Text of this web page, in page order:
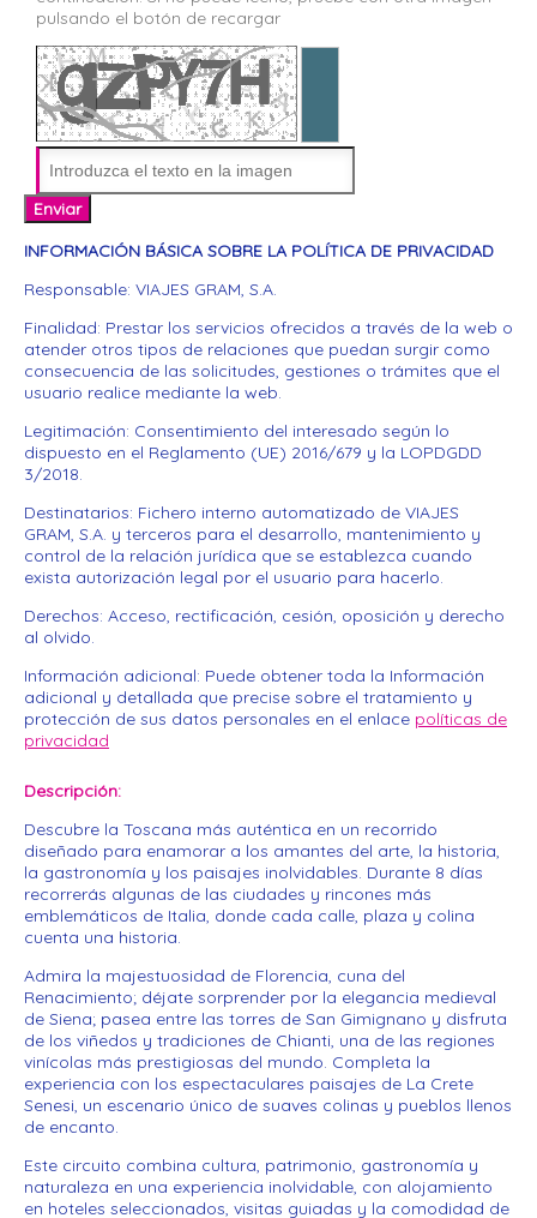
pulsando el botón de recargar
Enviar
INFORMACIÓN BÁSICA SOBRE LA POLÍTICA DE PRIVACIDAD
Responsable: VIAJES GRAM, S.A.
Finalidad: Prestar los servicios ofrecidos a través de la web o
atender otros tipos de relaciones que puedan surgir como
consecuencia de las solicitudes, gestiones o trámites que el
usuario realice mediante la web.
Legitimación: Consentimiento del interesado según lo
dispuesto en el Reglamento (UE) 2016/679 y la LOPDGDD
3/2018.
Destinatarios: Fichero interno automatizado de VIAJES
GRAM, S.A. y terceros para el desarrollo, mantenimiento y
control de la relación jurídica que se establezca cuando
exista autorización legal por el usuario para hacerlo.
Derechos: Acceso, rectificación, cesión, oposición y derecho
al olvido.
Información adicional: Puede obtener toda la Información
adicional y detallada que precise sobre el tratamiento y
protección de sus datos personales en el enlace políticas de
privacidad
Descripción
Descubre la Toscana más auténtica en un recorrido
diseñado para enamorar a los amantes del arte, la historia,
la gastronomía y los paisajes inolvidables. Durante 8 días
recorrerás algunas de las ciudades y rincones más
emblemáticos de Italia, donde cada calle, plaza y colina
cuenta una historia.
Admira la majestuosidad de Florencia, cuna del
Renacimiento; déjate sorprender por la elegancia medieval
de Siena; pasea entre las torres de San Gimignano y disfruta
de los viñedos y tradiciones de Chianti, una de las regiones
vinícolas más prestigiosas del mundo. Completa la
experiencia con los espectaculares paisajes de La Crete
Senesi, un escenario único de suaves colinas y pueblos llenos
de encanto.
Este circuito combina cultura, patrimonio, gastronomía y
naturaleza en una experiencia inolvidable, con alojamiento
en hoteles seleccionados, visitas guiadas y la comodidad de